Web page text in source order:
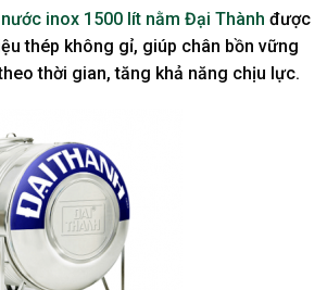
inox 1500 lít nằm Đại Thành được
thép không gỉ, giúp chân bồn vững
thời gian, tăng khả năng chịu lực.